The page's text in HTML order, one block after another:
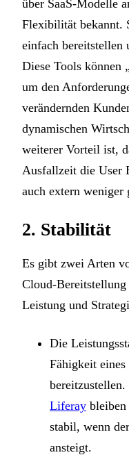
über SaaS-Modelle
Flexibilität bekannt.
einfach bereitstellen
Diese Tools können
um den
verändernden
dynamischen
weiterer Vorteil ist,
Ausfallzeit die User
auch extern weniger
2. Stabilität
Es gibt zwei Arten
Cloud-
Leistung und
Die
Fähigkeit
Liferay bleiben
stabil, wenn
ansteigt.